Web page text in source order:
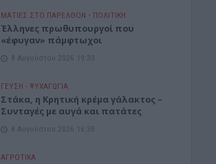
ΜΑΤΙΕΣ ΣΤΟ ΠΑΡΕΛΘΟΝ • ΠΟΛΙΤΙΚΗ
Έλληνες πρωθυπουργοί που
«έφυγαν» πάμφτωχοι
8 Αυγούστου 2026 19:33
ΓΕΎΣΗ - ΨΥΧΑΓΩΓΊΑ
Στάκα, η Κρητική κρέμα γάλακτος –
Συνταγές με αυγά και πατάτες
8 Αυγούστου 2026 16:30
ΑΓΡΟΤΙΚΑ